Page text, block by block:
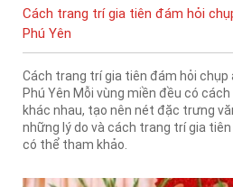
Cách trang trí gia tiên đám hỏi
Phú Yên
Cách trang trí gia tiên đám hỏi chụp
Phú Yên Mỗi vùng miền đều có
khác nhau, tạo nên nét đặc trưng
những lý do và cách trang trí gia
có thể tham khảo.